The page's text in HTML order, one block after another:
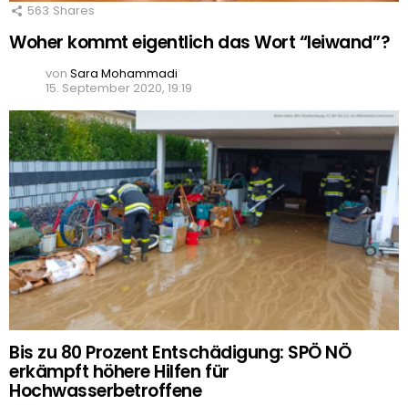
563 Shares
Woher kommt eigentlich das Wort “leiwand”?
von Sara Mohammadi
15. September 2020, 19:19
Bis zu 80 Prozent Entschädigung: SPÖ NÖ
erkämpft höhere Hilfen für
Hochwasserbetroffene